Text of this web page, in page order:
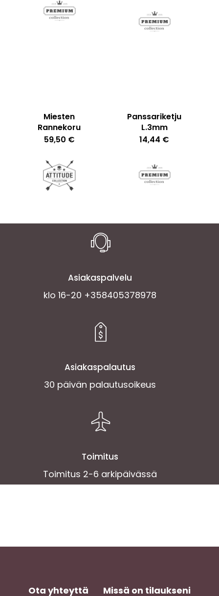
Go To Shop
Miesten
Rannekoru
59,50 €
Panssariketju
L.3mm
14,44 €
Asiakaspalvelu
klo 16-20 +358405378978
Asiakaspalautus
30 päivän palautusoikeus
Toimitus
Toimitus 2-6 arkipäivässä
Ota yhteyttä Missä on tilaukseni